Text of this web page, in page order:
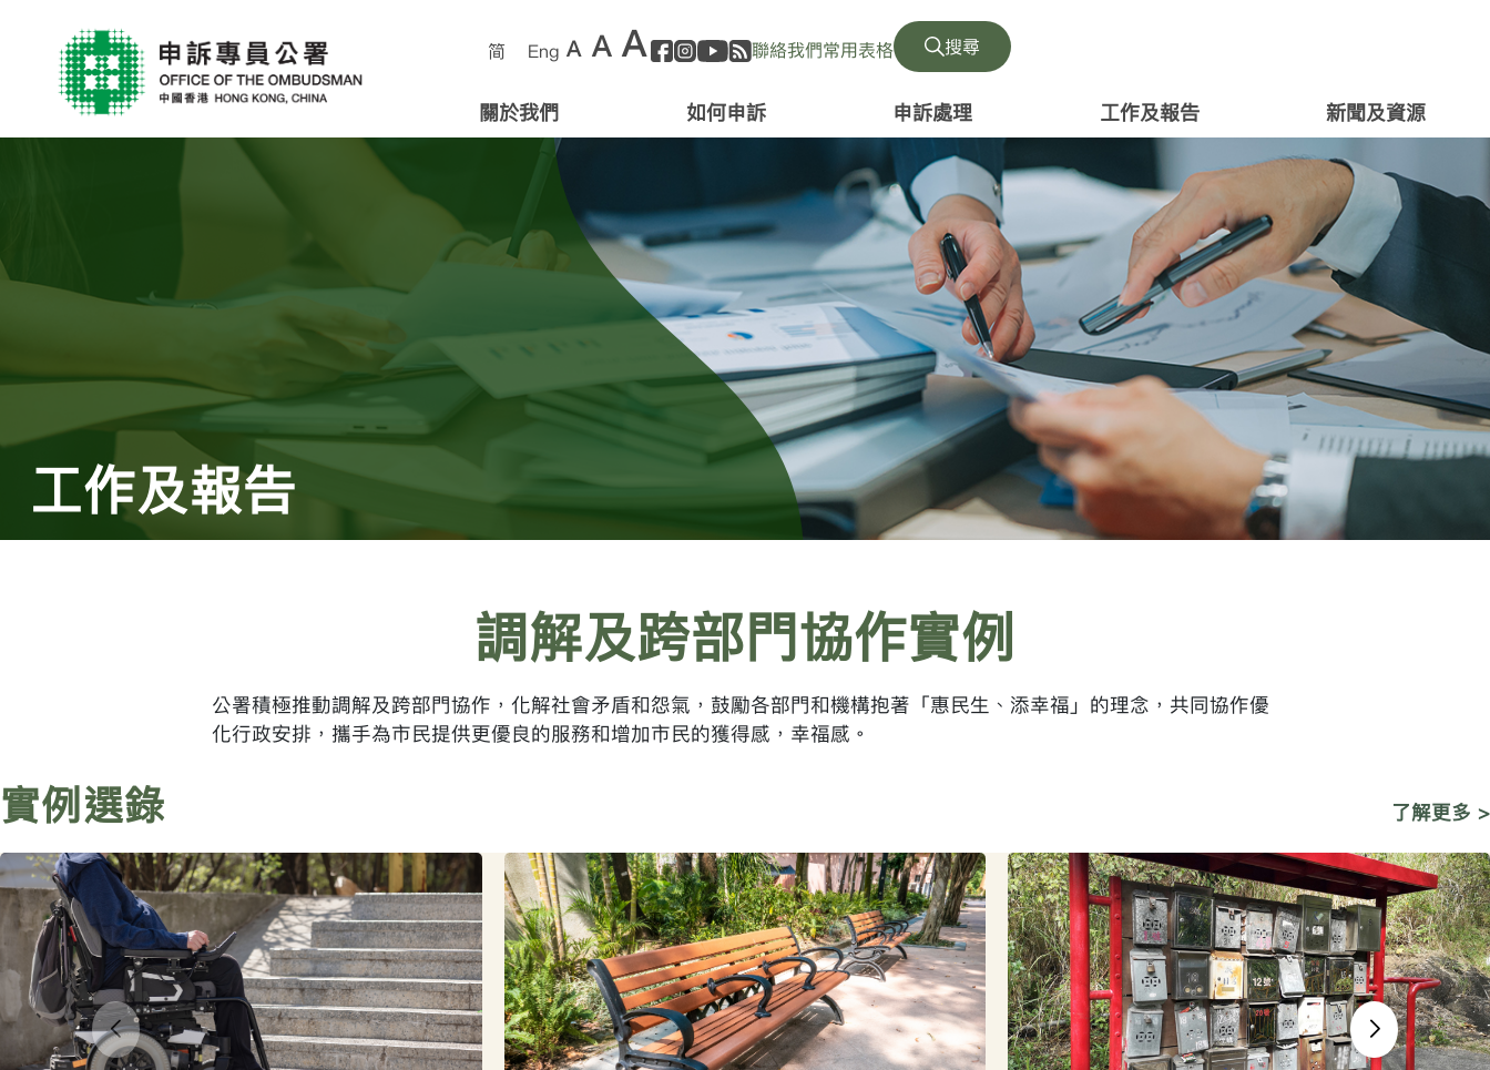
简 Eng A A A 聯絡我們常用表格 搜尋
關於我們 如何申訴 申訴處理 工作及報告 新聞及資源
工作及報告
調解及跨部門協作實例
公署積極推動調解及跨部門協作，化解社會矛盾和怨氣，鼓勵各部門和機構抱著「惠民生、添幸福」的理念，共同協作優
化行政安排，攜手為市民提供更優良的服務和增加市民的獲得感，幸福感。
實例選錄 了解更多 >